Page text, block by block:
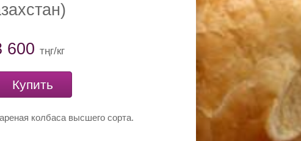
600 тңг/кг
Купить
колбаса высшего сорта.